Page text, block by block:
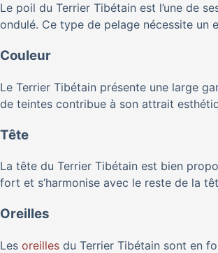
Le poil du Terrier Tibétain est l’une de
ondulé. Ce type de pelage nécessite
Couleur
Le Terrier Tibétain présente une large
de teintes contribue à son attrait
Tête
La tête du Terrier Tibétain est bien
fort et s’harmonise avec le reste de la
Oreilles
Les oreilles du Terrier Tibétain sont en